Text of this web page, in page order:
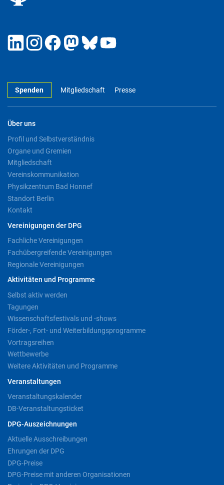
Spenden Mitgliedschaft Presse
Über uns
Profil und Selbstverständnis
Organe und Gremien
Mitgliedschaft
Vereinskommunikation
Physikzentrum Bad Honnef
Standort Berlin
Kontakt
Vereinigungen der DPG
Fachliche Vereinigungen
Fachübergreifende Vereinigungen
Regionale Vereinigungen
Aktivitäten und Programme
Selbst aktiv werden
Tagungen
Wissenschaftsfestivals und -shows
Förder-, Fort- und Weiterbildungsprogramme
Vortragsreihen
Wettbewerbe
Weitere Aktivitäten und Programme
Veranstaltungen
Veranstaltungskalender
DB-Veranstaltungsticket
DPG-Auszeichnungen
Aktuelle Ausschreibungen
Ehrungen der DPG
DPG-Preise
DPG-Preise mit anderen Organisationen